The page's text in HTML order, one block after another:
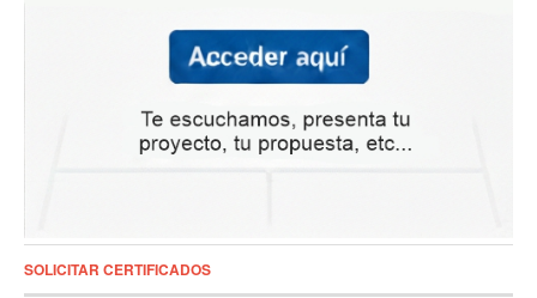
SOLICITAR CERTIFICADOS